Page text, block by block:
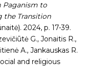
Paganism to
the Transition
2024, p. 17-39.
G., Jonaitis R.,
A., Jankauskas R.
and religious